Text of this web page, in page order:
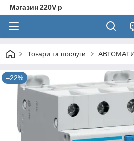
Магазин 220Vip
Товари та послуги
–22%